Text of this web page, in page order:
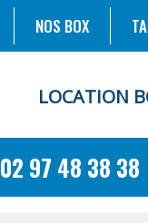
NOS BOX
LOCATION
02 97 48 38 38